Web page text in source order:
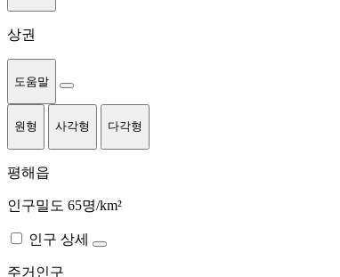
상권
도움말
원형 사각형 다각형
평해읍
인구밀도 65명/km²
인구 상세
주거인구